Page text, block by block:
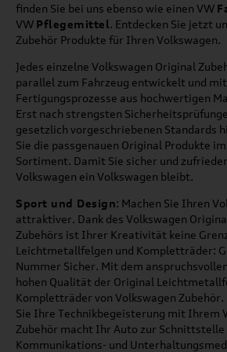
finden Sie bei uns ebenso wie einen VW
VW Pflegemittel. Entdecken Sie jetzt
Zubehör Produkte für Ihren Volkswagen.
Jedes einzelne Volkswagen Original
parallel zum Fahrzeug entwickelt und
Fertigungsprozesse aus hochwertigen
Erst nach strengsten
gesetzlich vorgeschriebenen Standards
Sie die passgenauen Original Produkte
Sortiment. Damit Sie sicher und
Volkswagen ein Volkswagen bleibt.
Sport und Design: Machen Sie Ihren
attraktiver. Dank des Volkswagen
Zubehörs ist Ihrer Kreativität keine
Leichtmetallfelgen und Kompletträder:
Nummer Sicher. Mit dem
hohen Qualität der Original
Kompletträder von Volkswagen
Sie Ihre Technikbegeisterung mit Ihrem
Zubehör macht Ihr Auto zur
Kommunikations- und